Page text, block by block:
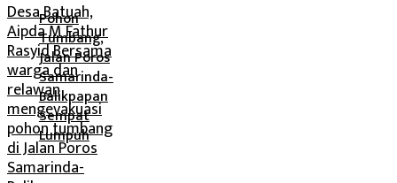
Pohon
Tumbang,
Jalan Poros
Samarinda-
Balikpapan
Sempat
Lumpuh